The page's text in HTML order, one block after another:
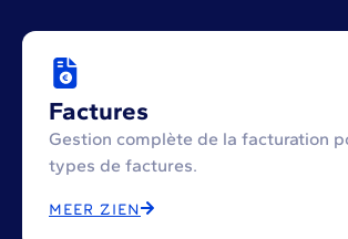
Factures
Gestion complète de la facturation
types de factures.
MEER ZIEN